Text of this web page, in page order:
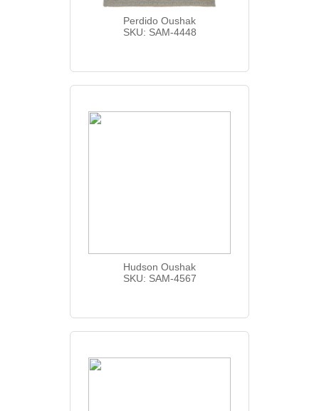
Perdido Oushak
SKU: SAM-4448
Hudson Oushak
SKU: SAM-4567